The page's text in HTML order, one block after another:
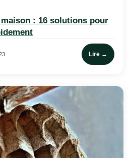
: 16 solutions pour
Lire →